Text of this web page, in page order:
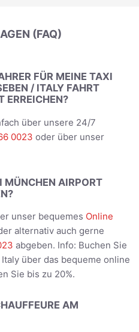
(FAQ)
FÜR MEINE TAXI
/ ITALY FAHRT
ERREICHEN?
über unsere 24/7
0023 oder über unser
MÜNCHEN AIRPORT
unser bequemes Online
alternativ auch gerne
abgeben. Info: Buchen Sie
über das bequeme online
Sie bis zu 20%.
AM